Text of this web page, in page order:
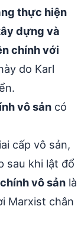
thực hiện
dựng và
chính với
do Karl
vô sản có
cấp vô sản,
sau khi lật đổ
vô sản là
Marxist chân